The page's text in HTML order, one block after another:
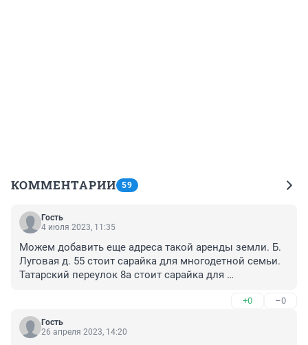
КОММЕНТАРИИ 59
Гость
4 июля 2023, 11:35
Можем добавить еще адреса такой аренды земли. Б.
Луговая д. 55 стоит сарайка для многодетной семьи.
Татарский переулок 8а стоит сарайка для
14 - якобы магазин построен. Все делается для
выкупа и перевода земли по низкой стоимости , а
потом строятся многоквартирные дома. устали
+0 –0
Гость
26 апреля 2023, 14:20